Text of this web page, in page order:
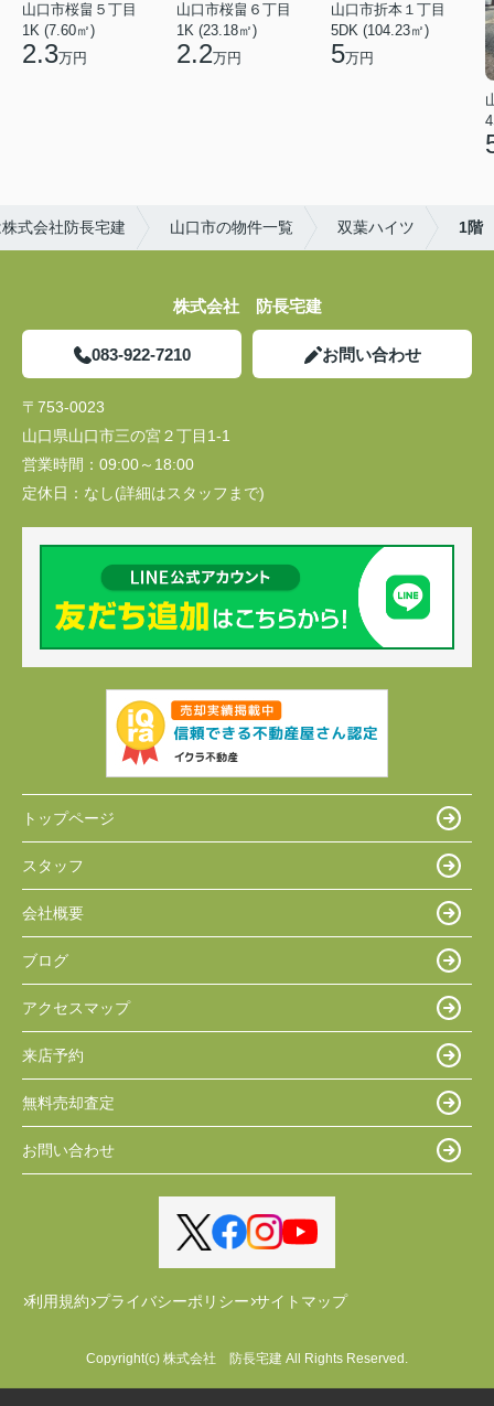
山口市桜畠５丁目
1K (7.60㎡)
2.3万円
山口市桜畠６丁目
1K (23.18㎡)
2.2万円
山口市折本１丁目
5DK (104.23㎡)
5万円
式会社防長宅建 山口市の物件一覧 双葉ハイツ 1階
株式会社 防長宅建
083-922-7210 お問い合わせ
〒753-0023
山口県山口市三の宮２丁目1-1
営業時間： 09:00～18:00
定休日： なし(詳細はスタッフまで)
トップページ
スタッフ
会社概要
ブログ
アクセスマップ
来店予約
無料売却査定
お問い合わせ
利用規約 プライバシーポリシー サイトマップ
Copyright(c) 株式会社 防長宅建 All Rights Reserved.